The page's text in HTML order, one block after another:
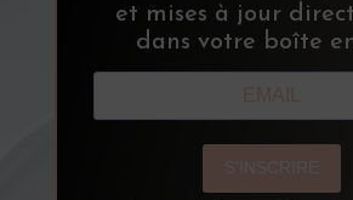
et mises à jour
dans votre boîte